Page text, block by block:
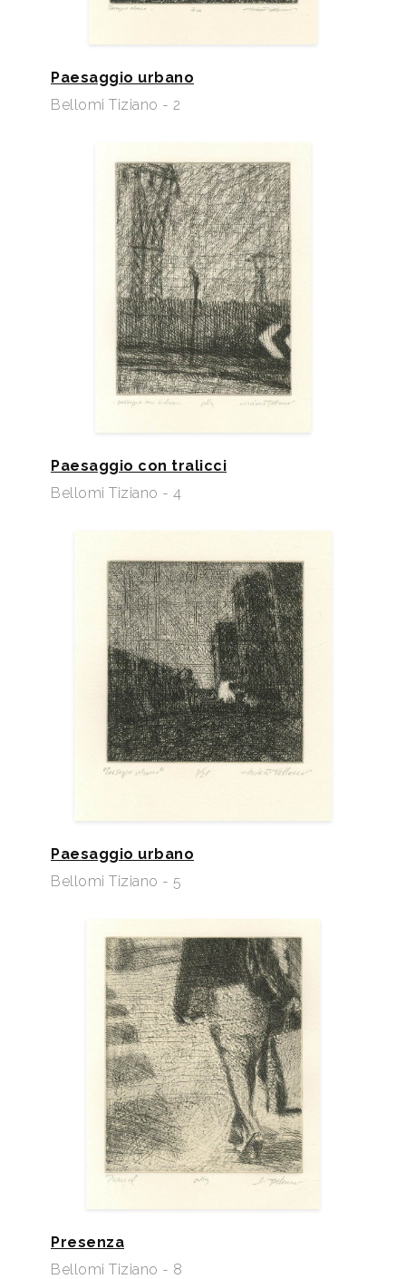
Paesaggio urbano
Bellomi Tiziano - 2
Paesaggio con tralicci
Bellomi Tiziano - 4
Paesaggio urbano
Bellomi Tiziano - 5
Presenza
Bellomi Tiziano - 8